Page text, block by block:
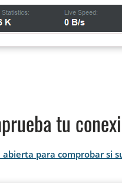
tu
para comprobar si